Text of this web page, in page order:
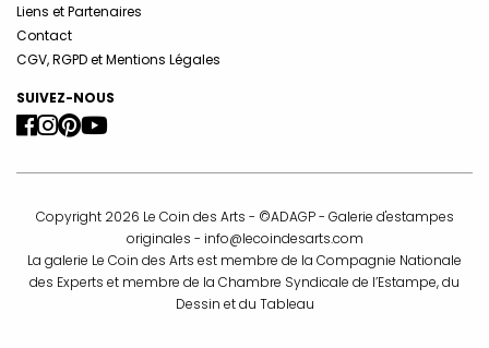
Liens et Partenaires
Contact
CGV, RGPD et Mentions Légales
SUIVEZ-NOUS
Copyright 2026 Le Coin des Arts - ©ADAGP - Galerie d'estampes
originales - info@lecoindesarts.com
La galerie Le Coin des Arts est membre de la Compagnie Nationale
des Experts et membre de la Chambre Syndicale de l’Estampe, du
Dessin et du Tableau